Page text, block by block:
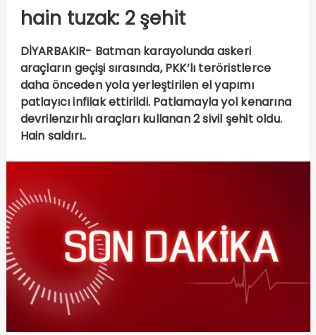
hain tuzak: 2 şehit
DİYARBAKIR- Batman karayolunda askeri
araçların geçişi sırasında, PKK’lı teröristlerce
daha önceden yola yerleştirilen el yapımı
patlayıcı infilak ettirildi. Patlamayla yol kenarına
devrilenzırhlı araçları kullanan 2 sivil şehit oldu.
Hain saldırı..